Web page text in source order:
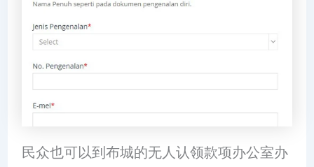
民众也可以到布城的无人认领款项办公室办